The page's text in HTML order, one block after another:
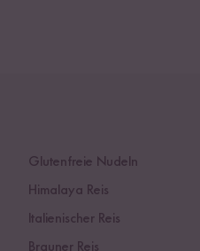
Glutenfreie Nudeln
Himalaya Reis
Italienischer Reis
Brauner Reis